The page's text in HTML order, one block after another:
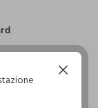
Continua senza accettare